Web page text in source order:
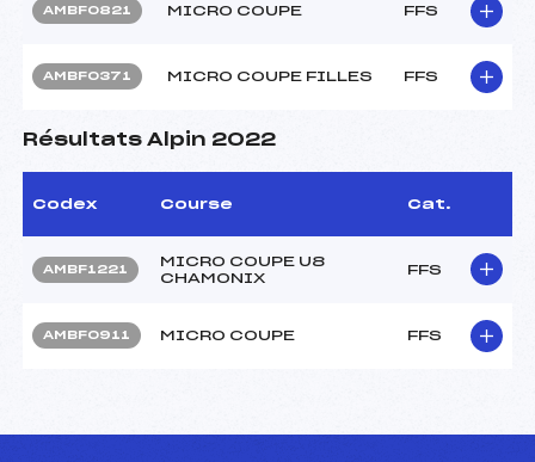
AMBF0821 MICRO COUPE FFS
AMBF0371 MICRO COUPE FILLES FFS
Résultats Alpin 2022
Codex Course Cat.
AMBF1221
MICRO COUPE U8
CHAMONIX
FFS
AMBF0911 MICRO COUPE FFS